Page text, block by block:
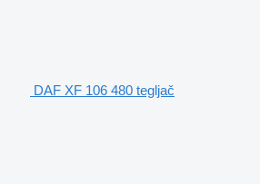
DAF XF 106 480 tegljač